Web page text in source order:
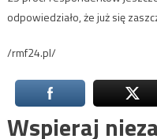
odpowiedziało, że już się
/rmf24.pl/
Wspieraj